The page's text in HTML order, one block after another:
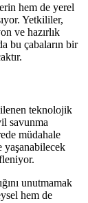
hem de yerel
Yetkililer,
ve hazırlık
bu çabaların bir
teknolojik
savunma
müdahale
yaşanabilecek
unutmamak
hem de